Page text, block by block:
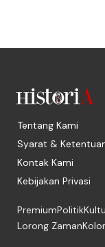
Tentang Kami
Syarat &
Kontak Kami
Kebijakan Privasi
PremiumPolitik
Lorong Zaman